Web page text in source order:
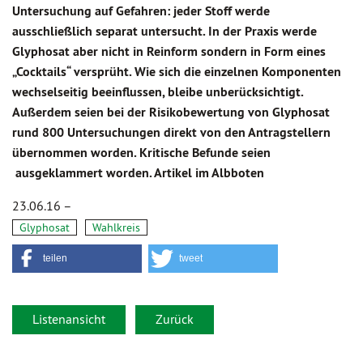
Untersuchung auf Gefahren: jeder Stoff werde
ausschließlich separat untersucht. In der Praxis werde
Glyphosat aber nicht in Reinform sondern in Form eines
„Cocktails“ versprüht. Wie sich die einzelnen Komponenten
wechselseitig beeinflussen, bleibe unberücksichtigt.
Außerdem seien bei der Risikobewertung von Glyphosat
rund 800 Untersuchungen direkt von den Antragstellern
übernommen worden. Kritische Befunde seien
ausgeklammert worden. Artikel im Albboten
23.06.16 –
Glyphosat Wahlkreis
teilen tweet
Listenansicht Zurück